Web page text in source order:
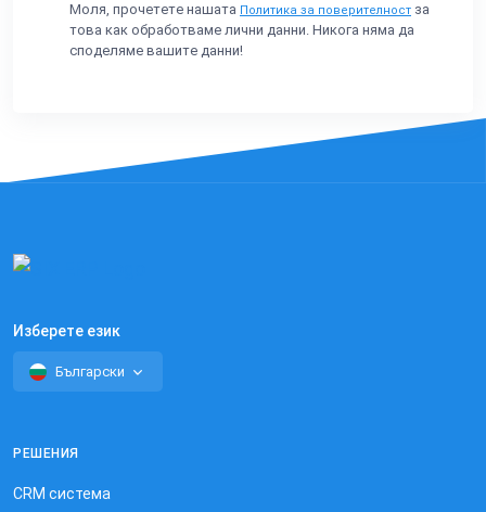
Моля, прочетете нашата Политика за поверителност за
това как обработваме лични данни. Никога няма да
споделяме вашите данни!
Изберете език
Български
РЕШЕНИЯ
CRM система